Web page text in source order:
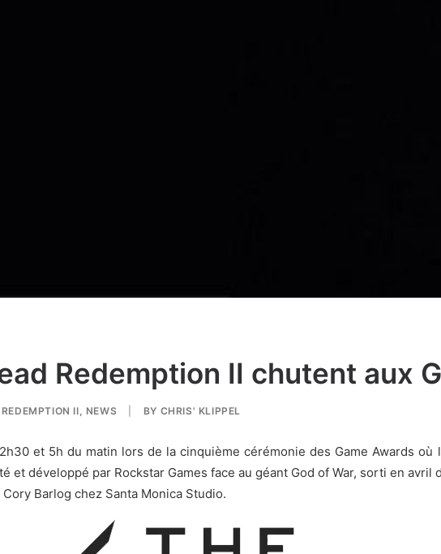
Redemption II chutent aux
II, NEWS BY CHRIS' KLIPPEL
et 5h du matin lors de la cinquième cérémonie des Game Awards
et développé par Rockstar Games face au géant God of War, sorti en
Barlog chez Santa Monica Studio.